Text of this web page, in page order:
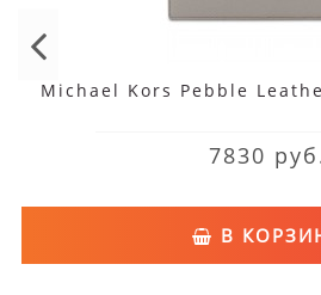
Michael Kors Pebble
7830
В